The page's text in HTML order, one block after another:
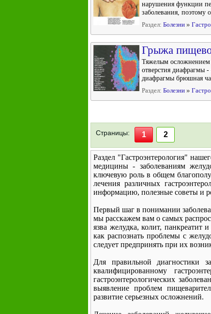
нарушения функции
заболевания, поэтому
Раздел: Болезни »
Грыжа
Тяжелым осложнением
отверстия диафрагмы
диафрагмы брюшная
Раздел: Болезни »
Страницы: 1 2
Раздел "Гастроэнтерология"
медицины - заболеваниям
ключевую роль в общем
лечения различных
информацию, полезные советы и
Первый шаг в понимании
мы расскажем вам о самых
язва желудка, колит, панкреатит
как распознать проблемы с
следует предпринять при их
Для правильной диагностики
квалифицированному
гастроэнтерологических
выявление проблем
развитие серьезных осложнений.